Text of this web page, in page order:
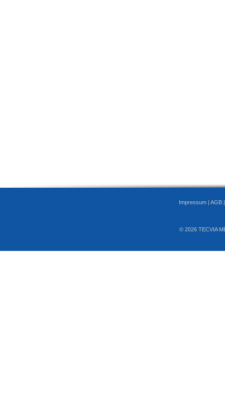
Impressum | AGB
© 2026 TECVIA